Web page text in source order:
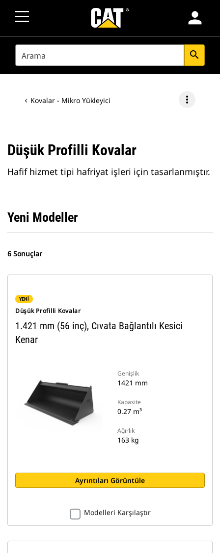
person
SEARCH search
Kovalar - Mikro Yükleyici more_vert
Düşük Profilli Kovalar
Hafif hizmet tipi hafriyat işleri için tasarlanmıştır.
Yeni Modeller
6 Sonuçlar
YENİ
Düşük Profilli Kovalar
1.421 mm (56 inç), Cıvata Bağlantılı Kesici
Kenar
Genişlik
1421 mm
Kapasite
0.27 m³
Ağırlık
163 kg
Ayrıntıları Görüntüle
Modelleri Karşılaştır